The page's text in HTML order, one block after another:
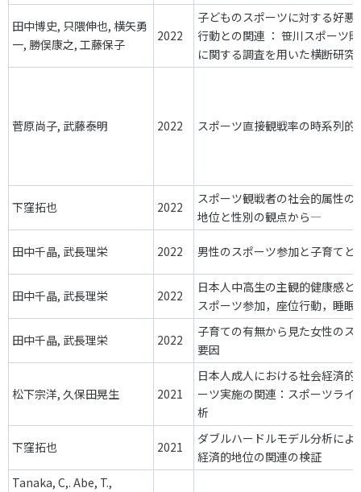
田中博史, 只隈伸也, 横矢勇
一, 勝俣康之, 工藤保子
2022
子どものスポーツに対する好悪
行動との関連 ： 笹川スポーツ
に関する調査を用いた横断研究
菅原尚子, 武藤泰明 2022 スポーツ直接観戦率の時系列的
下窪拓也 2022
スポーツ観戦者の社会的属性
地位と性別の観点から―
田中千晶, 武長理栄 2022 男性のスポーツ参加と子育てと
田中千晶, 武長理栄 2022
日本人中高生の主観的健康感と
スポーツ参加，座位行動，睡眠
田中千晶, 武長理栄 2022
子育ての有無から見た女性のス
要因
松下宗洋, 久保田晃生 2021
日本人成人における社会経済的
ーツ実施の関連：スポーツライ
析
下窪拓也 2021
ダブルハードルモデル分析によ
経済的地位の関連の検証
Tanaka, C,. Abe, T.,